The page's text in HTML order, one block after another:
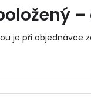
je při objednávce